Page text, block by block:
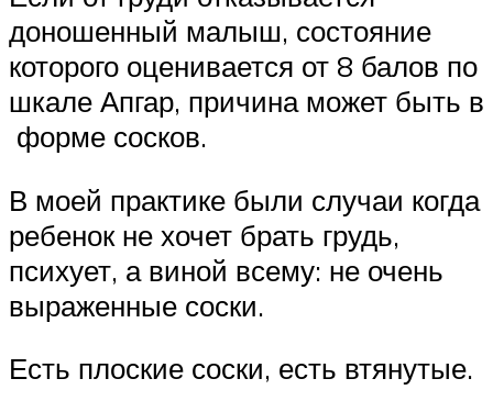
доношенный малыш, состояние
которого оценивается от 8 балов по
шкале Апгар, причина может быть в
форме сосков.
В моей практике были случаи когда
ребенок не хочет брать грудь,
психует, а виной всему: не очень
выраженные соски.
Есть плоские соски, есть втянутые.